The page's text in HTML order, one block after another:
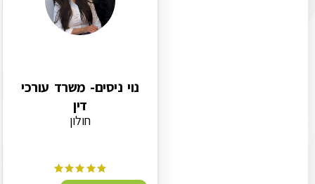
נוי ניסים- משרד עורכי
דין
חולון